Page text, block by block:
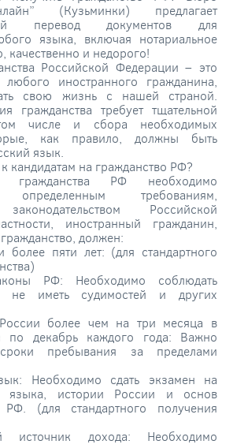
(Кузьминки) предлагает
перевод документов для
языка, включая нотариальное
качественно и недорого!
Российской Федерации – это
иностранного гражданина,
свою жизнь с нашей страной.
гражданства требует тщательной
числе и сбора необходимых
как правило, должны быть
язык.
кандидатам на гражданство РФ?
гражданства РФ необходимо
определенным требованиям,
Российской
иностранный гражданин,
должен:
более пяти лет: (для стандартного
РФ: Необходимо соблюдать
не иметь судимостей и других
более чем на три месяца в
по декабрь каждого года: Важно
сроки пребывания за пределами
Необходимо сдать экзамен на
языка, истории России и основ
РФ. (для стандартного получения
источник дохода: Необходимо